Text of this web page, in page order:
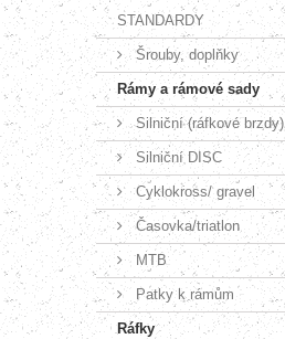
STANDARDY
Šrouby, doplňky
Rámy a rámové sady
Silniční (ráfkové brzdy)
Silniční DISC
Cyklokross/ gravel
Časovka/triatlon
MTB
Patky k rámům
Ráfky